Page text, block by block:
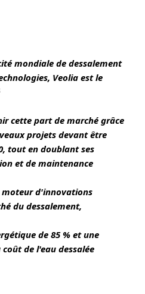
mondiale de dessalement
Veolia est le
cette part de marché grâce
projets devant être
tout en doublant ses
et de maintenance
d'innovations
du dessalement,
de 85 % et une
de l'eau dessalée